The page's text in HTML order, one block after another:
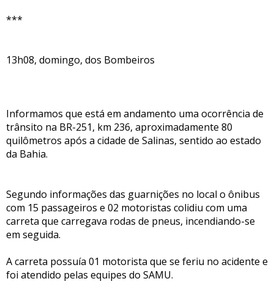
***
13h08, domingo, dos Bombeiros
Informamos que está em andamento uma ocorrência de
trânsito na BR-251, km 236, aproximadamente 80
quilômetros após a cidade de Salinas, sentido ao estado
da Bahia.
Segundo informações das guarnições no local o ônibus
com 15 passageiros e 02 motoristas colidiu com uma
carreta que carregava rodas de pneus, incendiando-se
em seguida.
A carreta possuía 01 motorista que se feriu no acidente e
foi atendido pelas equipes do SAMU.